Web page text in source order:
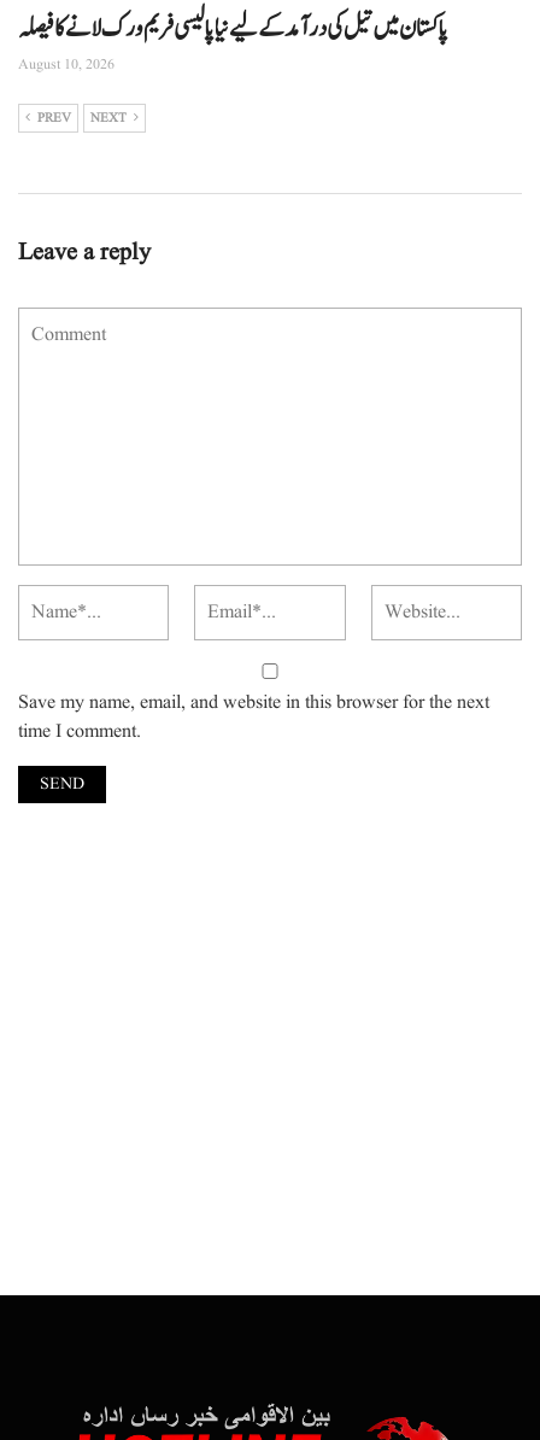
پاکستان میں تیل کی درآمد کے لیے نیا پالیسی فریم ورک لانے کا فیصلہ
August 10, 2026
PREV NEXT
Leave a reply
Save my name, email, and website in this browser for the next
time I comment.